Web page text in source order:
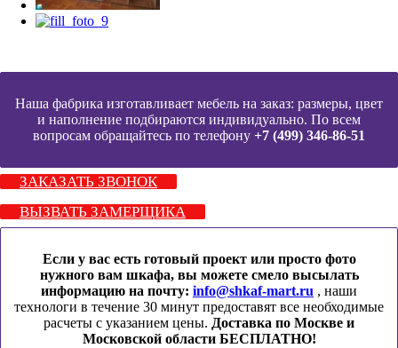
Наша фабрика изготавливает мебель на заказ: размеры, цвет
и наполнение подбираются индивидуально. По всем
вопросам обращайтесь по телефону +7 (499) 346-86-51
ЗАКАЗАТЬ ЗВОНОК
ВЫЗВАТЬ ЗАМЕРЩИКА
Если у вас есть готовый проект или просто фото
нужного вам шкафа, вы можете смело высылать
информацию на почту: info@shkaf-mart.ru , наши
технологи в течение 30 минут предоставят все необходимые
расчеты с указанием цены. Доставка по Москве и
Московской области БЕСПЛАТНО!